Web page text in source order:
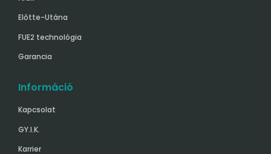
Előtte-Utána
FUE2 technológia
Garancia
Információ
Kapcsolat
GY.I.K.
Karrier